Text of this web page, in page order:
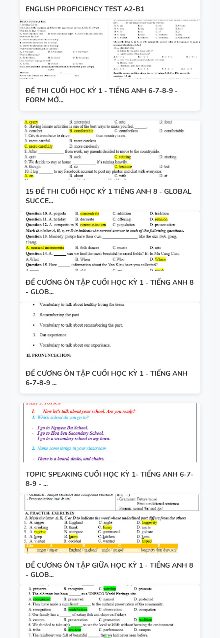
ENGLISH PROFICIENCY TEST A2-B1
ĐỀ THI CUỐI HỌC KỲ 1 - TIẾNG ANH 6-7-8-9 -
FORM MỚ...
15 ĐỀ THI CUỐI HỌC KỲ 1 TIẾNG ANH 8 - GLOBAL
SUCCE...
ĐỀ CƯƠNG ÔN TẬP CUỐI HỌC KỲ 1 - TIẾNG ANH 8
- GLOB...
ĐỀ CƯƠNG ÔN TẬP CUỐI HỌC KỲ 1 - TIẾNG ANH
6-7-8-9 ...
TOPIC SPEAKING CUỐI HỌC KỲ 1- TIẾNG ANH 6-7-
8-9 - ...
ĐỀ CƯƠNG ÔN TẬP GIỮA HỌC KỲ 1 - TIẾNG ANH 8
- GLOB...